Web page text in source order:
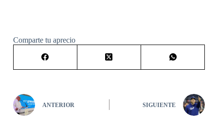
Comparte tu aprecio
ANTERIOR SIGUIENTE